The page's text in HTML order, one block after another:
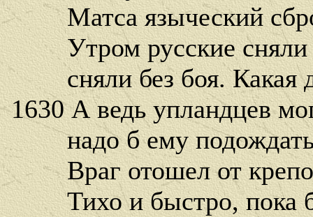
Матса языческий
Утром русские сняли
сняли без боя. Какая
1630 А ведь упландцев
надо б ему подождать
Враг отошел от
Тихо и быстро, пока